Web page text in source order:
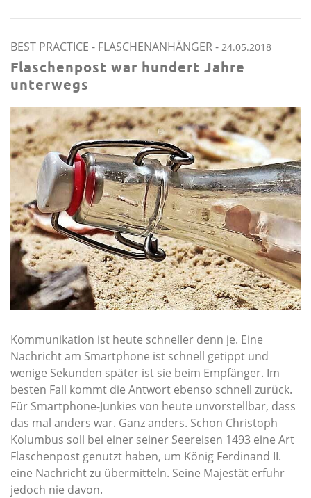
BEST PRACTICE - FLASCHENANHÄNGER- 24.05.2018
Flaschenpost war hundert Jahre
unterwegs
Kommunikation ist heute schneller denn je. Eine
Nachricht am Smartphone ist schnell getippt und
wenige Sekunden später ist sie beim Empfänger. Im
besten Fall kommt die Antwort ebenso schnell zurück.
Für Smartphone-Junkies von heute unvorstellbar, dass
das mal anders war. Ganz anders. Schon Christoph
Kolumbus soll bei einer seiner Seereisen 1493 eine Art
Flaschenpost genutzt haben, um König Ferdinand II.
eine Nachricht zu übermitteln. Seine Majestät erfuhr
jedoch nie davon.